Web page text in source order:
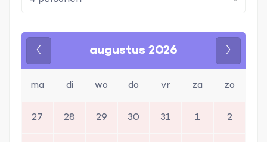
augustus 2026
ma di wo do vr za zo
27 28 29 30 31 1 2